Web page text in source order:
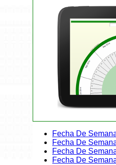
Fecha De
Fecha De
Fecha De
Fecha De